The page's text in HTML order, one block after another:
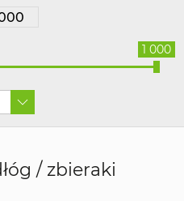
1 000
/ zbieraki